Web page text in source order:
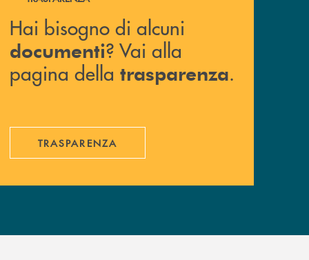
Hai bisogno di alcuni
documenti? Vai alla
pagina della trasparenza.
TRASPARENZA